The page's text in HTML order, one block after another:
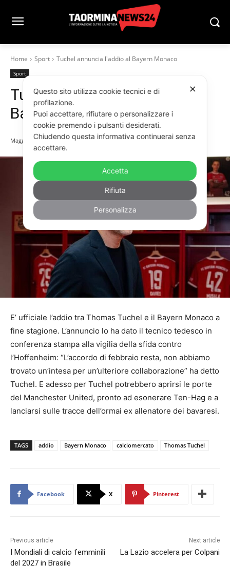
Home Sport Tuchel annuncia l'addio al Bayern Monaco
Sport
Tuchel annuncia l’addio al
Bayern Monaco
Maggio 17, 2024
E’ ufficiale l’addio tra Thomas Tuchel e il Bayern Monaco a
fine stagione. L’annuncio lo ha dato il tecnico tedesco in
conferenza stampa alla vigilia della sfida contro
l’Hoffenheim: “L’accordo di febbraio resta, non abbiamo
trovato un’intesa per un’ulteriore collaborazione” ha detto
Tuchel. E adesso per Tuchel potrebbero aprirsi le porte
del Manchester United, pronto ad esonerare Ten-Hag e a
lanciarsi sulle tracce dell’ormai ex allenatore dei bavaresi.
TAGS addio Bayern Monaco calciomercato Thomas Tuchel
Facebook X Pinterest
Previous article
I Mondiali di calcio femminili
del 2027 in Brasile
Next article
La Lazio accelera per Colpani
✕
Questo sito utilizza cookie tecnici e di
profilazione.
Puoi accettare, rifiutare o personalizzare i
cookie premendo i pulsanti desiderati.
Chiudendo questa informativa continuerai senza
accettare.
Accetta
Rifiuta
Personalizza